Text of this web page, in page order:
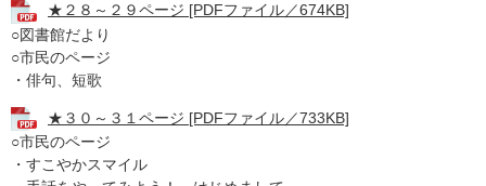
★２８～２９ページ [PDFファイル／674KB]
○図書館だより
○市民のページ
・俳句、短歌
★３０～３１ページ [PDFファイル／733KB]
○市民のページ
・すこやかスマイル